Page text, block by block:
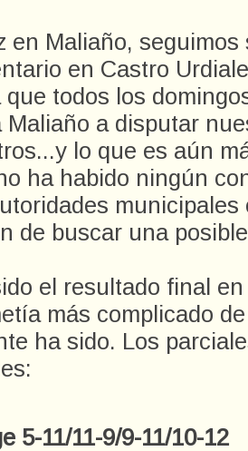
en Maliaño,
en Castro
que todos los
Maliaño a disputar
lo que es aún
ha habido ningún
municipales
de buscar una
el resultado final
más complicado
ha sido. Los
5-11/11-9/9-11/10-12